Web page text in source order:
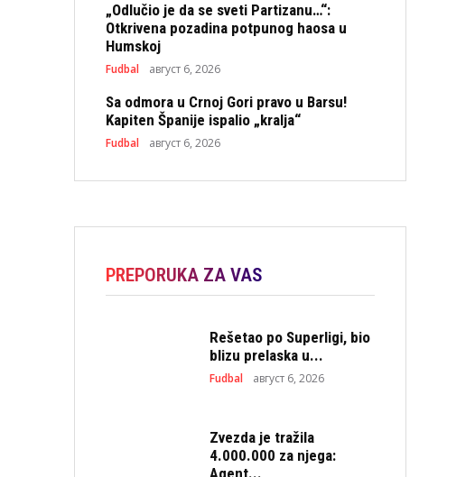
„Odlučio je da se sveti Partizanu…“:
Otkrivena pozadina potpunog haosa u
Humskoj
Fudbal август 6, 2026
Sa odmora u Crnoj Gori pravo u Barsu!
Kapiten Španije ispalio „kralja“
Fudbal август 6, 2026
PREPORUKA ZA VAS
Rešetao po Superligi, bio
blizu prelaska u...
Fudbal август 6, 2026
Zvezda je tražila
4.000.000 za njega: